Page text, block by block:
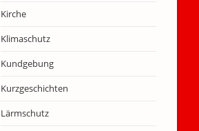
Kirche
Klimaschutz
Kundgebung
Kurzgeschichten
Lärmschutz